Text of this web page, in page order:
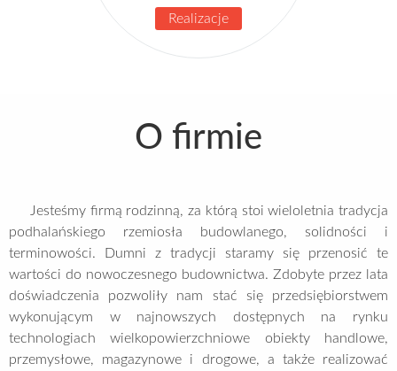
Realizacje
O firmie
Jesteśmy firmą rodzinną, za którą stoi wieloletnia tradycja
podhalańskiego rzemiosła budowlanego, solidności i
terminowości. Dumni z tradycji staramy się przenosić te
wartości do nowoczesnego budownictwa. Zdobyte przez lata
doświadczenia pozwoliły nam stać się przedsiębiorstwem
wykonującym w najnowszych dostępnych na rynku
technologiach wielkopowierzchniowe obiekty handlowe,
przemysłowe, magazynowe i drogowe, a także realizować